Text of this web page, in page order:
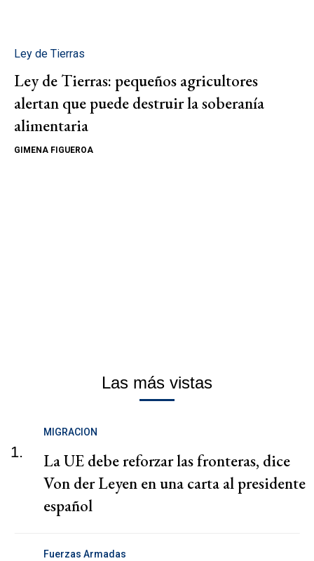
Ley de Tierras
Ley de Tierras: pequeños agricultores
alertan que puede destruir la soberanía
alimentaria
GIMENA FIGUEROA
Las más vistas
1.
MIGRACION
La UE debe reforzar las fronteras, dice
Von der Leyen en una carta al presidente
español
Fuerzas Armadas